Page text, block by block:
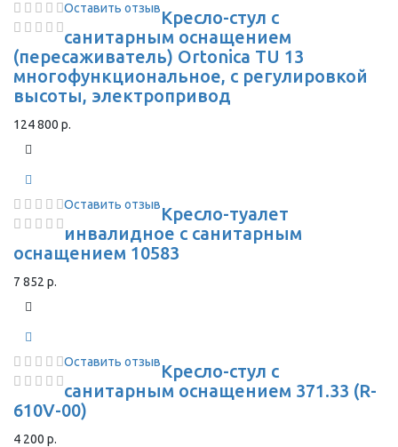
Оставить отзывКресло-стул с
санитарным оснащением
(пересаживатель) Ortonica TU 13
многофункциональное, с регулировкой
высоты, электропривод
124 800 р.
Оставить отзывКресло-туалет
инвалидное с санитарным
оснащением 10583
7 852 р.
Оставить отзывКресло-стул с
санитарным оснащением 371.33 (R-
610V-00)
4 200 р.